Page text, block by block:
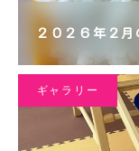
２０２６年２月
ギャラリー